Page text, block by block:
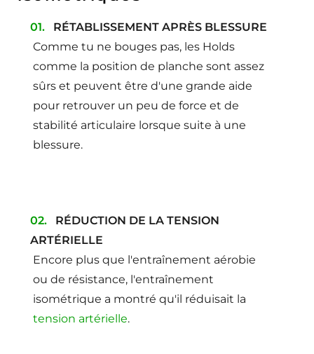
RÉTABLISSEMENT APRÈS BLESSURE
Comme tu ne bouges pas, les Holds
comme la position de planche sont assez
sûrs et peuvent être d'une grande aide
pour retrouver un peu de force et de
stabilité articulaire lorsque suite à une
blessure.
RÉDUCTION DE LA TENSION
ARTÉRIELLE
Encore plus que l'entraînement aérobie
ou de résistance, l'entraînement
isométrique a montré qu'il réduisait la
tension artérielle.